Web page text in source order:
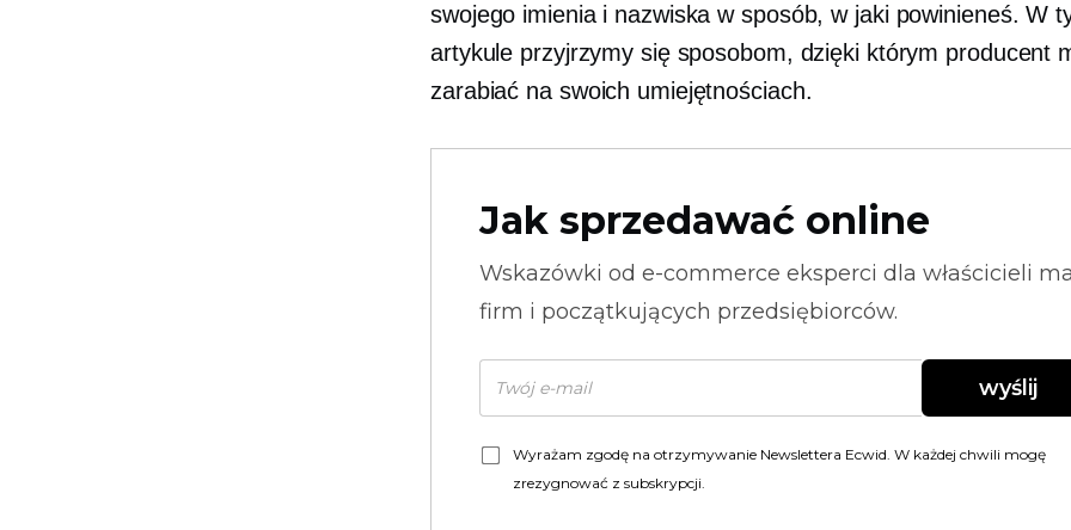
swojego imienia i nazwiska w sposób, w jaki powinieneś. W
artykule przyjrzymy się sposobom, dzięki którym producent
zarabiać na swoich umiejętnościach.
Jak sprzedawać online
Wskazówki od e-commerce eksperci dla właścicieli
firm i początkujących przedsiębiorców.
wyślij
Wyrażam zgodę na otrzymywanie Newslettera Ecwid. W każdej chwili mogę
zrezygnować z subskrypcji.